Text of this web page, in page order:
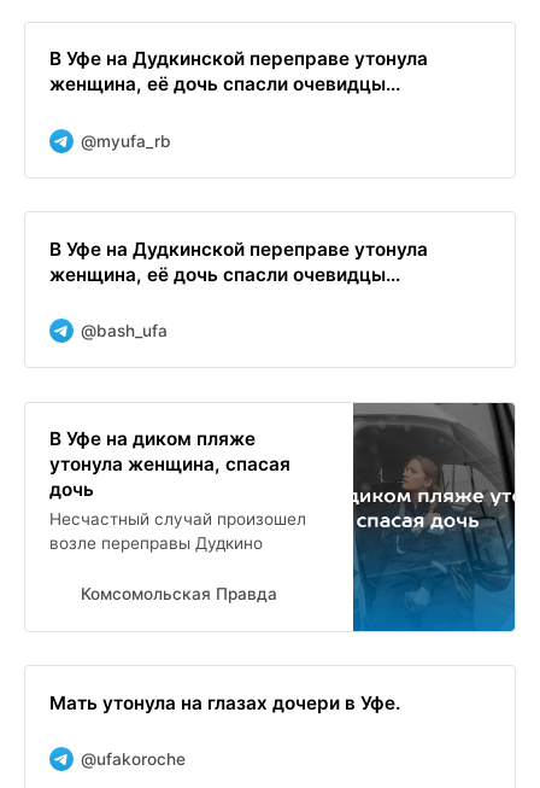
В Уфе на Дудкинской переправе утонула
женщина, её дочь спасли очевидцы...
@myufa_rb
В Уфе на Дудкинской переправе утонула
женщина, её дочь спасли очевидцы...
@bash_ufa
В Уфе на диком пляже
утонула женщина, спасая
дочь
Несчастный случай произошел
возле переправы Дудкино
Комсомольская Правда
Мать утонула на глазах дочери в Уфе.
@ufakoroche